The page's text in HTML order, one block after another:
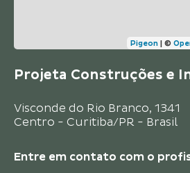
Pigeon | ©
Projeta Construções e
Visconde do Rio Branco, 1341
Centro - Curitiba/PR - Brasil
Entre em contato com o